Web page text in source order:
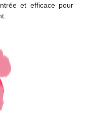
et efficace pour